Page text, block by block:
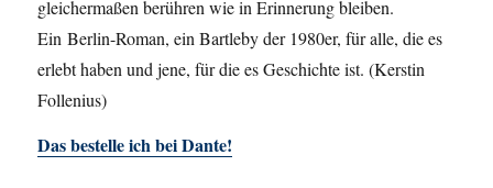
gleichermaßen berühren wie in Erinnerung bleiben.
Ein Berlin-Roman, ein Bartleby der 1980er, für alle, die es
erlebt haben und jene, für die es Geschichte ist. (Kerstin
Follenius)
Das bestelle ich bei Dante!